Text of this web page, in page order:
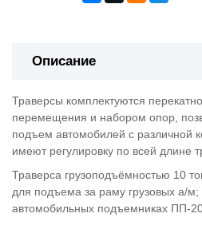
Описание
Траверсы комплектуются
перемещения и набором опор,
подъем автомобилей с различной
имеют регулировку по всей длине
Траверса грузоподъёмностью 10
для подъема за раму грузовых а/м;
автомобильных подъемниках ПП-